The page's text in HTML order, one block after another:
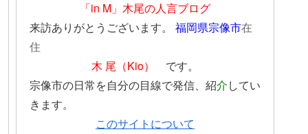
「in M」木尾の人言ブログ
来訪ありがとうございます。 福岡県宗像市在
住
木 尾（Kio） です。
宗像市の日常を自分の目線で発信、紹介してい
きます。
このサイトについて